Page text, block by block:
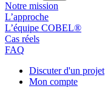
Notre mission
L’approche
L’équipe COBEL®
Cas réels
FAQ
Discuter d'un projet
Mon compte